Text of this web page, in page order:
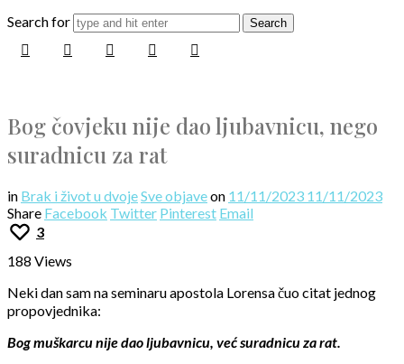
Search for
Bog čovjeku nije dao ljubavnicu, nego
suradnicu za rat
in Brak i život u dvojeSve objaveon 11/11/2023 11/11/2023
Share Facebook Twitter Pinterest Email
3
188 Views
Neki dan sam na seminaru apostola Lorensa čuo citat jednog
propovjednika:
Bog muškarcu nije dao ljubavnicu, već suradnicu za rat.